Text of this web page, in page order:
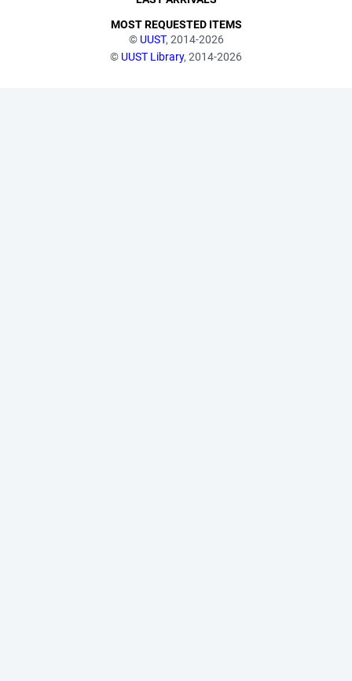
© UUST, 2014-2026
© UUST Library, 2014-2026
MOST REQUESTED ITEMS